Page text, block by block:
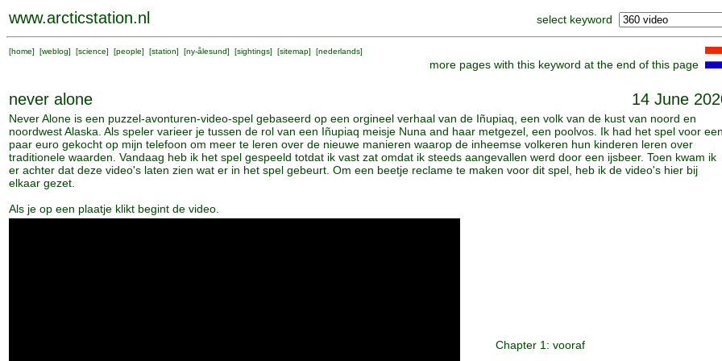
www.arcticstation.nl select keyword
[home] [weblog] [science] [people] [station] [ny-ålesund] [sightings] [sitemap] [nederlands]
more pages with this keyword at the end of this page
never alone 14 June
Never Alone is een puzzel-avonturen-video-spel gebaseerd op een orgineel verhaal van de Iñupiaq, een volk van de kust van noord en
noordwest Alaska. Als speler varieer je tussen de rol van een Iñupiaq meisje Nuna and haar metgezel, een poolvos. Ik had het spel voor
paar euro gekocht op mijn telefoon om meer te leren over de nieuwe manieren waarop de inheemse volkeren hun kinderen leren over
traditionele waarden. Vandaag heb ik het spel gespeeld totdat ik vast zat omdat ik steeds aangevallen werd door een ijsbeer. Toen kwam ik
er achter dat deze video's laten zien wat er in het spel gebeurt. Om een beetje reclame te maken voor dit spel, heb ik de video's hier bij
elkaar gezet.
Als je op een plaatje klikt begint de video.
Chapter 1: vooraf